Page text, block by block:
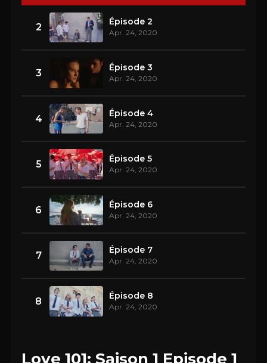
2 Épisode 2
Apr. 24, 2020
3 Épisode 3
Apr. 24, 2020
4 Épisode 4
Apr. 24, 2020
5 Épisode 5
Apr. 24, 2020
6 Épisode 6
Apr. 24, 2020
7 Épisode 7
Apr. 24, 2020
8 Épisode 8
Apr. 24, 2020
Love 101: Saison 1 Episode 1